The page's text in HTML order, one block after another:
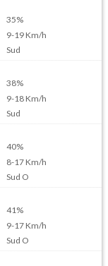
35%
9-19Km/h
Sud
38%
9-18Km/h
Sud
40%
8-17Km/h
Sud O
41%
9-17Km/h
Sud O